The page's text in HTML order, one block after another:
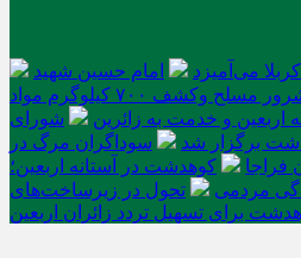
می‌آمیزد
امام حسین شهید
هلاکت چهار شرور مسلح وکشف ۷۰۰ کیلوگرم مواد
اربعین و خدمت‌ به زائرین
شورای
برگزار شد
سوداگران مرگ در
فراجا
کوهدشت در آستانه اربعین؛
مردمی
تحول در زیرساخت‌های
برای تسهیل تردد زائران اربعین